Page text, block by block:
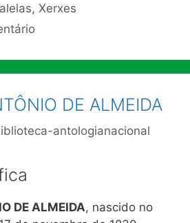
, Xerxes
DE ALMEIDA
antologianacional
DE ALMEIDA, nascido no